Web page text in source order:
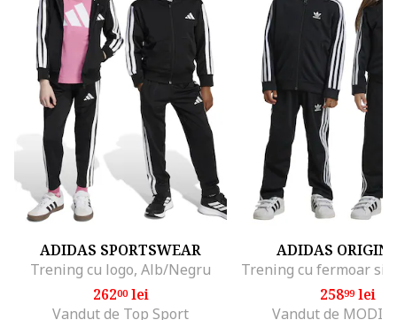
ADIDAS SPORTSWEAR
Trening cu logo, Alb/Negru
26200lei
Vandut de Top Sport
ADIDAS
25899lei
Vandut de